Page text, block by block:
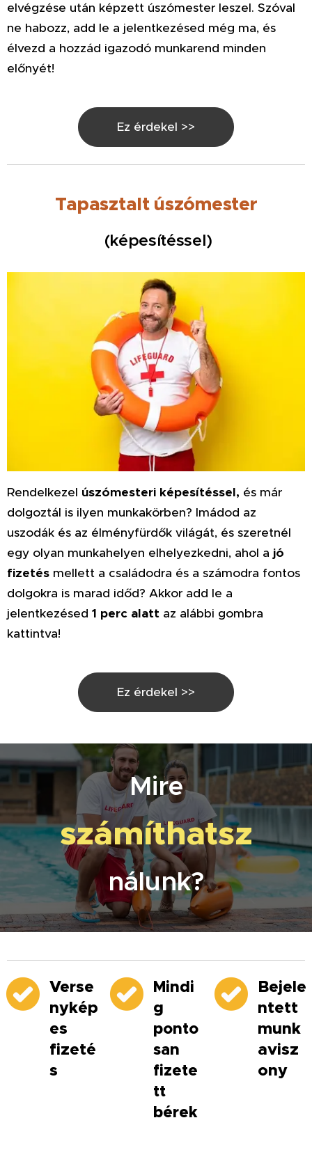
elvégzése után képzett úszómester leszel. Szóval
ne habozz, add le a jelentkezésed még ma, és
élvezd a hozzád igazodó munkarend minden
előnyét!
Ez érdekel >>
Tapasztalt úszómester
(képesítéssel)
Rendelkezel úszómesteri képesítéssel, és már
dolgoztál is ilyen munkakörben? Imádod az
uszodák és az élményfürdők világát, és szeretnél
egy olyan munkahelyen elhelyezkedni, ahol a jó
fizetés mellett a családodra és a számodra fontos
dolgokra is marad időd? Akkor add le a
jelentkezésed 1 perc alatt az alábbi gombra
kattintva!
Ez érdekel >>
Mire
számíthatsz
nálunk?
Verse
nykép
es
fizeté
s
Mindi
g
ponto
san
fizete
tt
bérek
Bejele
ntett
munk
avisz
ony